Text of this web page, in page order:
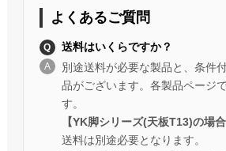
よくあるご質問
送料はいくらですか？
別途送料が必要な製品と、条件
品がございます。各製品ページ
す。
【YK脚シリーズ(天板T13)の場合
送料は別途必要となります。